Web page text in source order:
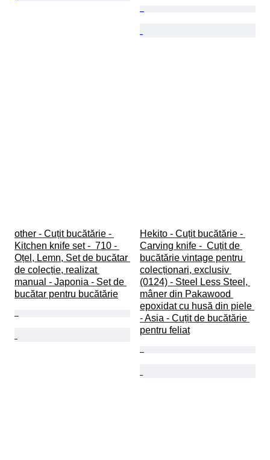
other - Cuțit bucătărie -
Kitchen knife set -  710 -
Oțel, Lemn, Set de bucătar
de colecție, realizat
manual - Japonia - Set de
bucătar pentru bucătărie
Hekito - Cuțit bucătărie -
Carving knife -  Cuțit de
bucătărie vintage pentru
colecționari, exclusiv
(0124) - Steel Less Steel,
mâner din Pakawood
epoxidat cu husă din piele
- Asia - Cuțit de bucătărie
pentru feliat